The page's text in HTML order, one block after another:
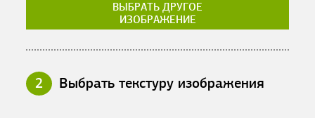
ВЫБРАТЬ ДРУГОЕ
ИЗОБРАЖЕНИЕ
2 Выбрать текстуру изображения